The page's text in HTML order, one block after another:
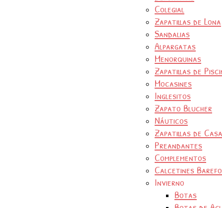
Colegial
Zapatillas de Lona
Sandalias
Alpargatas
Menorquinas
Zapatillas de
Mocasines
Inglesitos
Zapato Blucher
Náuticos
Zapatillas de Casa
Preandantes
Complementos
Calcetines
Invierno
Botas